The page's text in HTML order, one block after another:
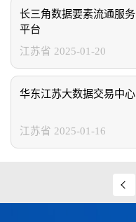
长三角数据要素流通服务
平台
江苏省 2025-01-20
华东江苏大数据交易中心
江苏省 2025-01-16